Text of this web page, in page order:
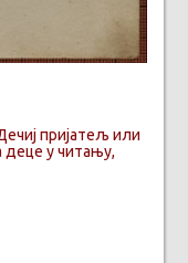
пријатељ или
деце у читању,